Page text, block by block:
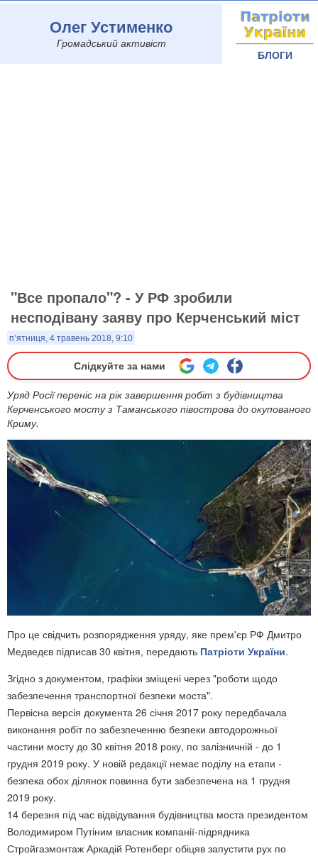
Олег Устименко
Громадський активіст
БЛОГИ
"Все пропало"? - У РФ зробили
несподівану заяву про Керченський міст
п’ятниця, 4 травень 2018, 9:10
Слідкуйте за нами
Уряд Росії переніс на рік завершення робіт з будівництва
Керченського мосту з Таманського півострова до окупованого
Криму.
Про це свідчить розпорядження уряду, яке прем'єр РФ Дмитро
Медведєв підписав 30 квітня, передають Патріоти України.
Згідно з документом, графіки зміщені через "роботи щодо
забезпечення транспортної безпеки моста".
Первісна версія документа 26 січня 2017 року передбачала
виконання робіт по забезпеченню безпеки автодорожньої
частини мосту до 30 квітня 2018 року, по залізничній - до 1
грудня 2019 року. У новій редакції немає поділу на етапи -
безпека обох ділянок повинна бути забезпечена на 1 грудня
2019 року.
14 березня під час відвідування будівництва моста президентом
Володимиром Путіним власник компанії-підрядника
Стройгазмонтаж Аркадій Ротенберг обіцяв запустити рух по